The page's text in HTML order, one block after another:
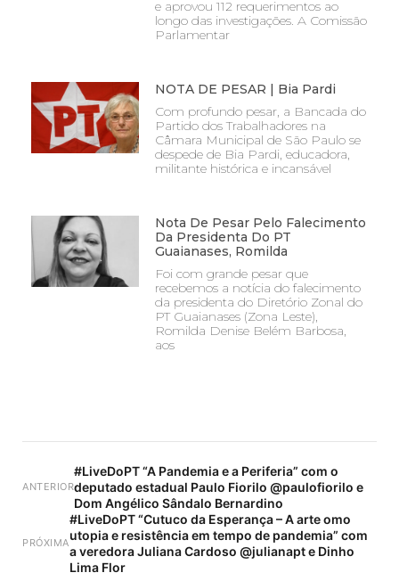
e aprovou 112 requerimentos ao
longo das investigações. A Comissão
Parlamentar
NOTA DE PESAR | Bia Pardi
Com profundo pesar, a Bancada do
Partido dos Trabalhadores na
Câmara Municipal de São Paulo se
despede de Bia Pardi, educadora,
militante histórica e incansável
Nota De Pesar Pelo Falecimento
Da Presidenta Do PT
Guaianases, Romilda
Foi com grande pesar que
recebemos a notícia do falecimento
da presidenta do Diretório Zonal do
PT Guaianases (Zona Leste),
Romilda Denise Belém Barbosa,
aos
ANTERIOR
#LiveDoPT “A Pandemia e a Periferia” com o
deputado estadual Paulo Fiorilo @paulofiorilo e
Dom Angélico Sândalo Bernardino
PRÓXIMA
#LiveDoPT “Cutuco da Esperança – A arte omo
utopia e resistência em tempo de pandemia” com
a veredora Juliana Cardoso @julianapt e Dinho
Lima Flor